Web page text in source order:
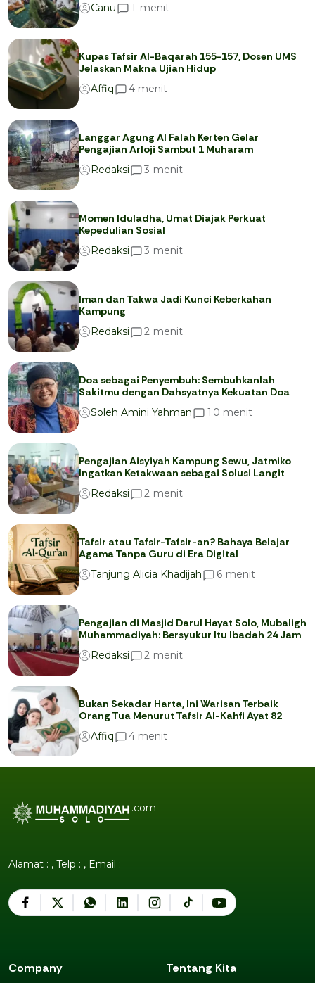
Canu
1 menit
Kupas Tafsir Al-Baqarah 155-157, Dosen UMS
Jelaskan Makna Ujian Hidup
Affiq
4 menit
Langgar Agung Al Falah Kerten Gelar
Pengajian Arloji Sambut 1 Muharam
Redaksi
3 menit
Momen Iduladha, Umat Diajak Perkuat
Kepedulian Sosial
Redaksi
3 menit
Iman dan Takwa Jadi Kunci Keberkahan
Kampung
Redaksi
2 menit
Doa sebagai Penyembuh: Sembuhkanlah
Sakitmu dengan Dahsyatnya Kekuatan Doa
Soleh Amini Yahman
1 0 menit
Pengajian Aisyiyah Kampung Sewu, Jatmiko
Ingatkan Ketakwaan sebagai Solusi Langit
Redaksi
2 menit
Tafsir atau Tafsir-Tafsir-an? Bahaya Belajar
Agama Tanpa Guru di Era Digital
Tanjung Alicia Khadijah
6 menit
Pengajian di Masjid Darul Hayat Solo, Mubaligh
Muhammadiyah: Bersyukur Itu Ibadah 24 Jam
Redaksi
2 menit
Bukan Sekadar Harta, Ini Warisan Terbaik
Orang Tua Menurut Tafsir Al-Kahfi Ayat 82
Affiq
4 menit
.com
Alamat : , Telp : , Email :
Company Tentang Kita